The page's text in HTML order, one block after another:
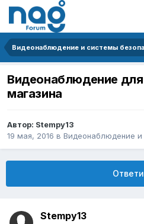
Видеонаблюдение и системы
Видеонаблюдение
магазина
Автор: Stempy13
19 мая, 2016 в Видеонаблюдение и
Stempy13